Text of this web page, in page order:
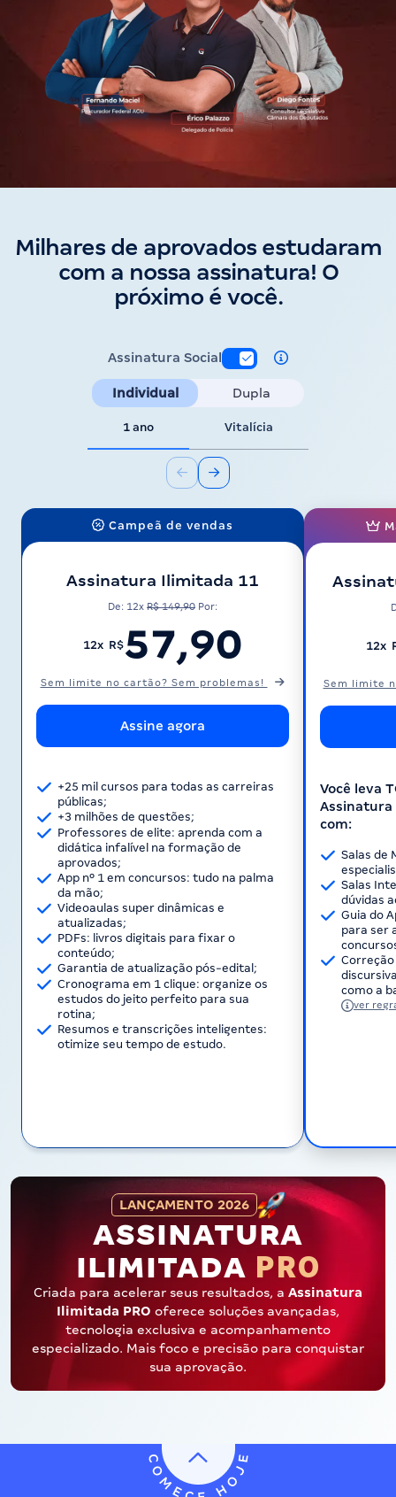
Milhares de aprovados estudaram
com a nossa assinatura! O
próximo é você.
Assinatura Social
Individual Dupla
1 ano Vitalícia
Campeã de vendas
Assinatura Ilimitada 11
De: 12x R$ 149,90 Por:
12x R$57,90
Sem limite no cartão? Sem problemas!
Assine agora
+25 mil cursos para todas as carreiras
públicas;
+3 milhões de questões;
Professores de elite: aprenda com a
didática infalível na formação de
aprovados;
App nº 1 em concursos: tudo na palma
da mão;
Videoaulas super dinâmicas e
atualizadas;
PDFs: livros digitais para fixar o
conteúdo;
Garantia de atualização pós-edital;
Cronograma em 1 clique: organize os
estudos do jeito perfeito para sua
rotina;
Resumos e transcrições inteligentes:
otimize seu tempo de estudo.
12x
Sem limite
Você leva
Assinatura
com:
Salas de
Salas
dúvidas
Guia do
para ser
como a
ver
LANÇAMENTO 2026
ASSINATURA
ILIMITADA PRO
Criada para acelerar seus resultados, a Assinatura
Ilimitada PRO oferece soluções avançadas,
tecnologia exclusiva e acompanhamento
especializado. Mais foco e precisão para conquistar
sua aprovação.